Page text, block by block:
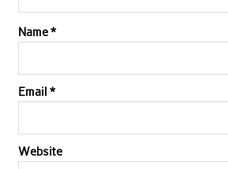
Name*
Email *
Website